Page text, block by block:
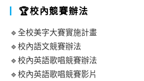
🏆校內競賽辦法
🔹全校美字大賽實施計畫
🔹校內語文競賽辦法
🔹校內英語歌唱競賽辦法
🔹校內英語歌唱競賽影片